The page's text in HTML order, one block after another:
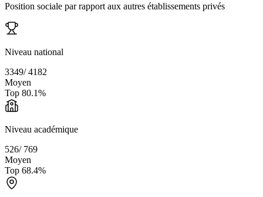
Position sociale par rapport aux autres établissements privés
Niveau national
3349/4182
Moyen
Top 80.1%
Niveau académique
526/ 769
Moyen
Top 68.4%